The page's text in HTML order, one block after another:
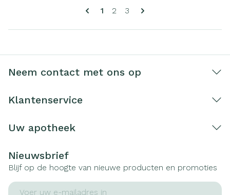
U lees momenteel pagina
1 Pagina
2 Pagina
3
Neem contact met ons op
Klantenservice
Uw apotheek
Nieuwsbrief
Blijf op de hoogte van nieuwe producten en promoties
E-mail adres